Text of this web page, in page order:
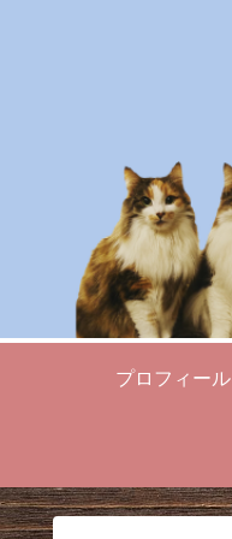
プロフィール